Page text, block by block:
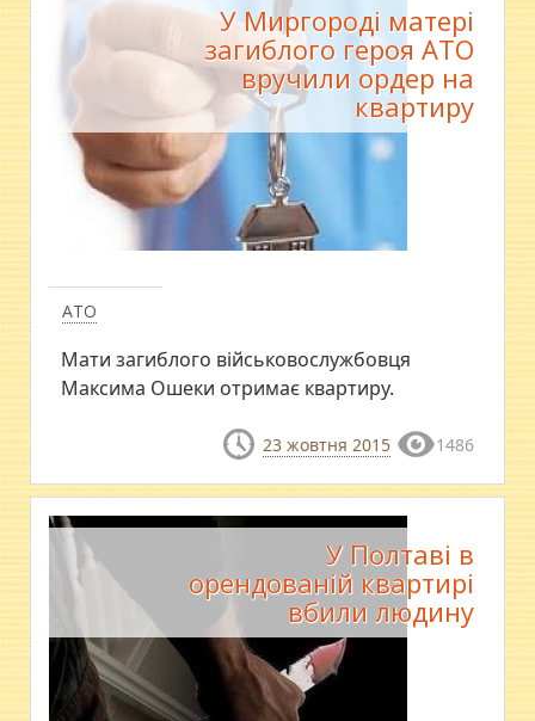
АТО
У Миргороді матері
загиблого героя АТО
вручили ордер на
квартиру
Мати загиблого військовослужбовця
Максима Ошеки отримає квартиру.
23 жовтня 2015 1486
У Полтаві в
орендованій квартирі
вбили людину